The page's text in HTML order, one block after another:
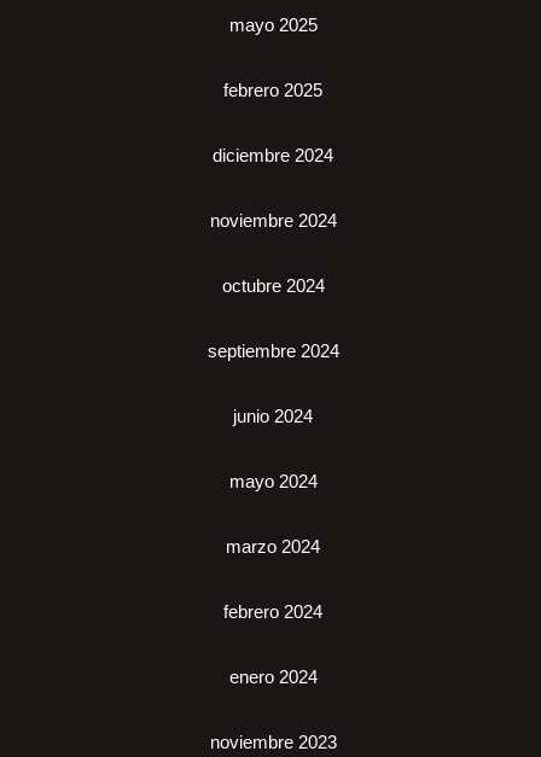
mayo 2025
febrero 2025
diciembre 2024
noviembre 2024
octubre 2024
septiembre 2024
junio 2024
mayo 2024
marzo 2024
febrero 2024
enero 2024
noviembre 2023